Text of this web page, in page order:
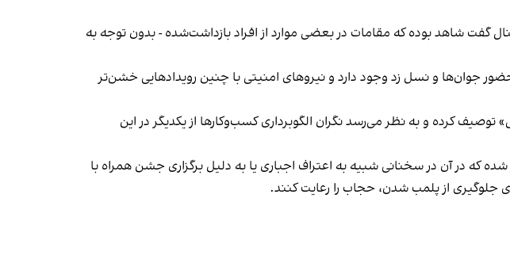
گفت شاهد بوده که مقامات در بعضی موارد از افراد بازداشت‌‌شده - بدون توجه به
جوان‌ها و نسل زد وجود دارد و نیروهای امنیتی با چنین رویدادهایی خشن‌تر
کرده و به نظر می‌رسد نگران الگوبرداری کسب‌وکارها از یکدیگر در این
که در آن در سخنانی شبیه به اعتراف اجباری یا به دلیل برگزاری جشن همراه با
جلوگیری از پلمب شدن، حجاب را رعایت کنند.